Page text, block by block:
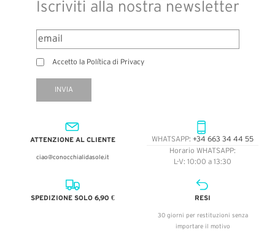
Iscriviti alla nostra newsletter
Accetto la Política di Privacy
INVIA
ATTENZIONE AL CLIENTE
ciao@conocchialidasole.it
WHATSAPP: +34 663 34 44 55
Horario WHATSAPP:
L-V: 10:00 a 13:30
SPEDIZIONE SOLO 6,90 € RESI
30 giorni per restituzioni senza
importare il motivo